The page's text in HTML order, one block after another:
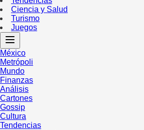
Ciencia y Salud
Turismo
Juegos
México
Metrópoli
Mundo
Finanzas
Análisis
Cartones
Gossip
Cultura
Tendencias